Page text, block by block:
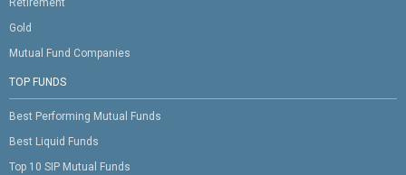
Retirement
Gold
Mutual Fund Companies
TOP FUNDS
Best Performing Mutual Funds
Best Liquid Funds
Top 10 SIP Mutual Funds